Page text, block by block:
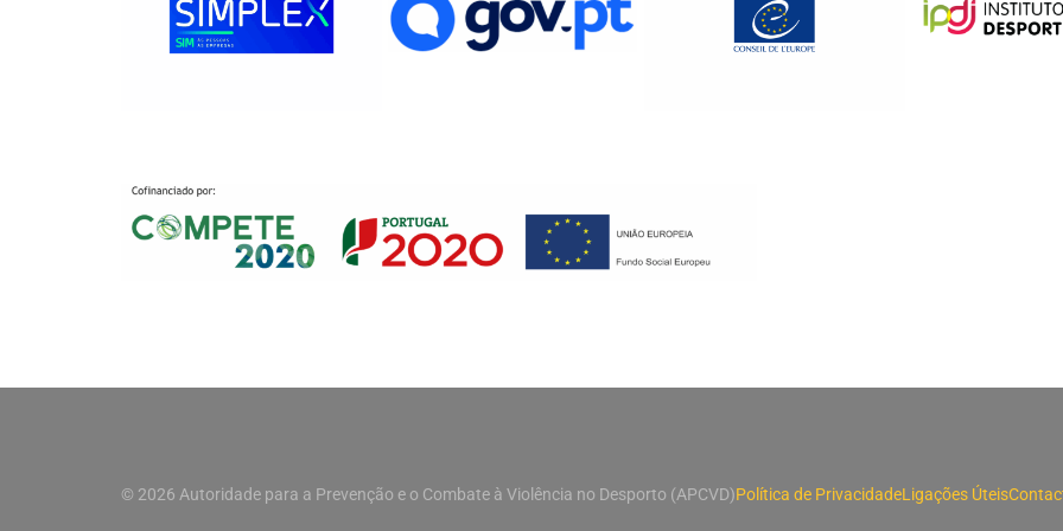
© 2026 Autoridade para a Prevenção e o Combate à Violência no Desporto (APCVD)Política de PrivacidadeLigações Úteis